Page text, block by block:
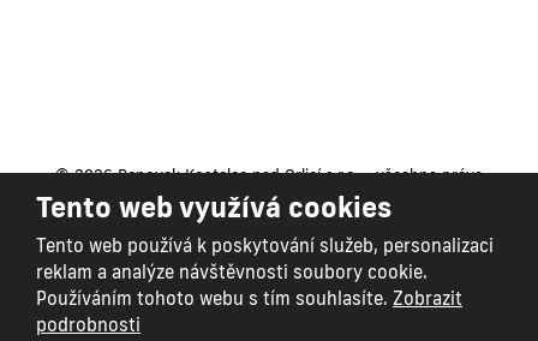
© 2026 Renovak Kostelec nad Orlicí s.r.o. - všechna práva
vyhrazena
Vytvořila
Mapa stránek |Podmínky použití | Bezpečnost a ochrana
osobních údajů
Tento web využívá cookies
Tento web používá k poskytování služeb, personalizaci
reklam a analýze návštěvnosti soubory cookie.
Používáním tohoto webu s tím souhlasíte. Zobrazit
podrobnosti